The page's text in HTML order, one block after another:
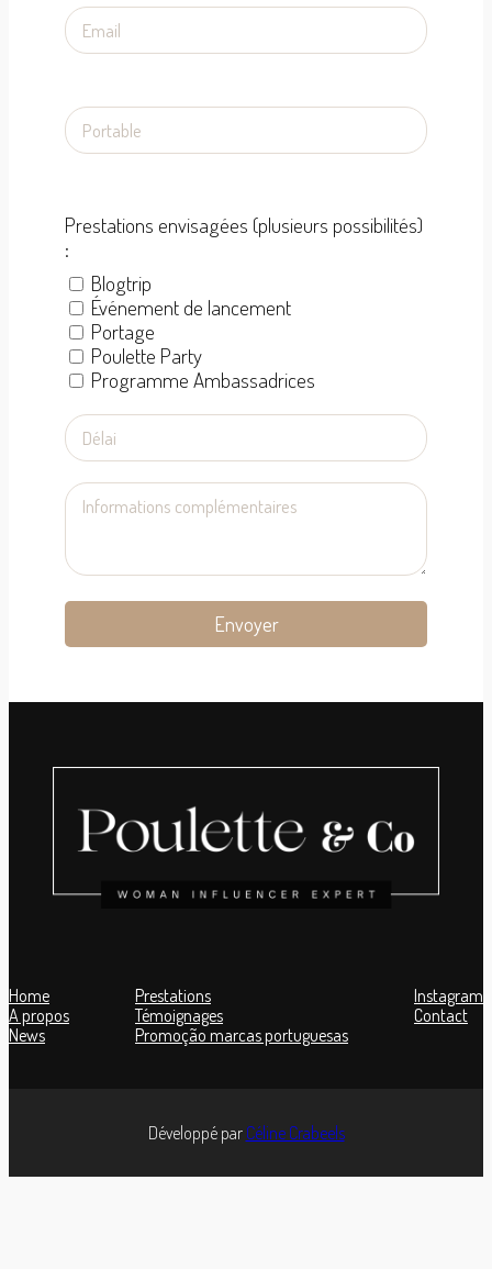
Prestations envisagées (plusieurs possibilités)
:
Blogtrip
Événement de lancement
Portage
Poulette Party
Programme Ambassadrices
Home
A propos
News
Prestations
Témoignages
Promoção marcas portuguesas
Instagram
Contact
Développé par Céline Crabeels